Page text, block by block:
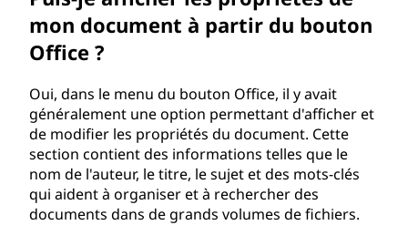
mon document à partir du bouton
Office ?
Oui, dans le menu du bouton Office, il y avait
généralement une option permettant d'afficher et
de modifier les propriétés du document. Cette
section contient des informations telles que le
nom de l'auteur, le titre, le sujet et des mots-clés
qui aident à organiser et à rechercher des
documents dans de grands volumes de fichiers.